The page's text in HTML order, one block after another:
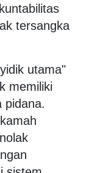
tersangka
utama"
memiliki
pidana.